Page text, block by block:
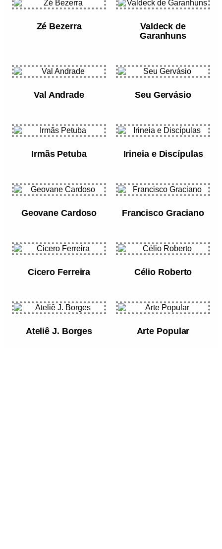
Zé Bezerra
Valdeck de
Garanhuns
Val Andrade Seu Gervásio
Irmãs Petuba Irineia e Discípulas
Geovane Cardoso Francisco Graciano
Cicero Ferreira Célio Roberto
Ateliê J. Borges Arte Popular